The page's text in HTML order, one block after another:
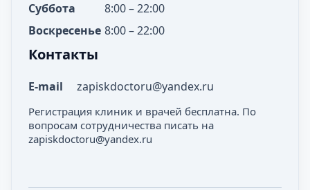
Суббота
8:00 – 22:00
Воскресенье 8:00 – 22:00
Контакты
E-mail zapiskdoctoru@yandex.ru
Регистрация клиник и врачей бесплатна. По
вопросам сотрудничества писать на
zapiskdoctoru@yandex.ru